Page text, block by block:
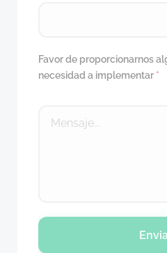
Favor de proporcionarnos
necesidad a implementar *